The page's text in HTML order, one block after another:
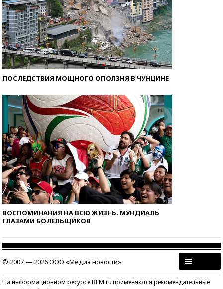
ПОСЛЕДСТВИЯ МОЩНОГО ОПОЛЗНЯ В ЧУНЦИНЕ
ВОСПОМИНАНИЯ НА ВСЮ ЖИЗНЬ. МУНДИАЛЬ
ГЛАЗАМИ БОЛЕЛЬЩИКОВ
© 2007 — 2026 ООО «Медиа новости»
На информационном ресурсе BFM.ru применяются рекомендательные